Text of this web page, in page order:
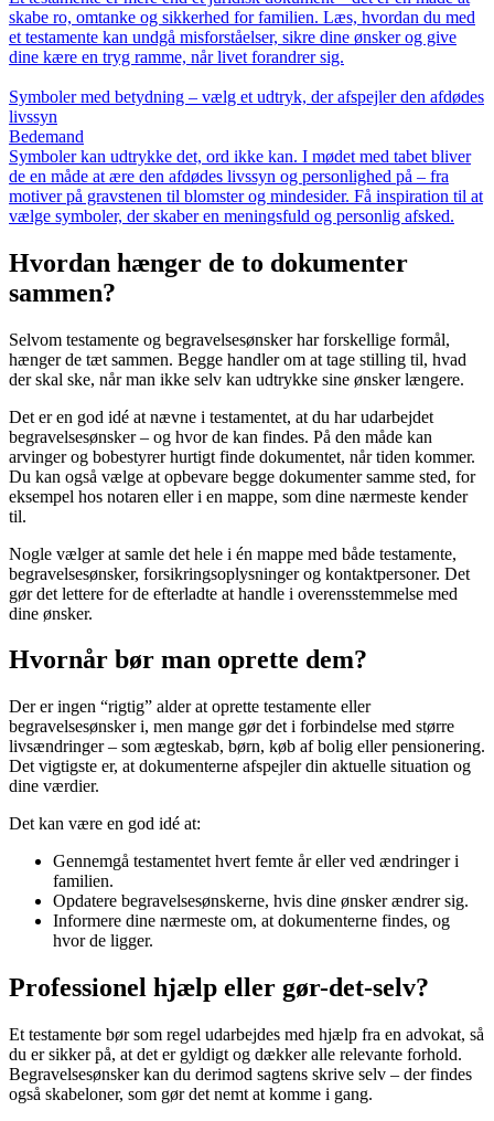
skabe ro, omtanke og sikkerhed for familien. Læs, hvordan du med
et testamente kan undgå misforståelser, sikre dine ønsker og give
dine kære en tryg ramme, når livet forandrer sig.
Symboler med betydning – vælg et udtryk, der afspejler den afdødes
livssyn
Bedemand
Symboler kan udtrykke det, ord ikke kan. I mødet med tabet bliver
de en måde at ære den afdødes livssyn og personlighed på – fra
motiver på gravstenen til blomster og mindesider. Få inspiration til at
vælge symboler, der skaber en meningsfuld og personlig afsked.
Hvordan hænger de to dokumenter
sammen?
Selvom testamente og begravelsesønsker har forskellige formål,
hænger de tæt sammen. Begge handler om at tage stilling til, hvad
der skal ske, når man ikke selv kan udtrykke sine ønsker længere.
Det er en god idé at nævne i testamentet, at du har udarbejdet
begravelsesønsker – og hvor de kan findes. På den måde kan
arvinger og bobestyrer hurtigt finde dokumentet, når tiden kommer.
Du kan også vælge at opbevare begge dokumenter samme sted, for
eksempel hos notaren eller i en mappe, som dine nærmeste kender
til.
Nogle vælger at samle det hele i én mappe med både testamente,
begravelsesønsker, forsikringsoplysninger og kontaktpersoner. Det
gør det lettere for de efterladte at handle i overensstemmelse med
dine ønsker.
Hvornår bør man oprette dem?
Der er ingen “rigtig” alder at oprette testamente eller
begravelsesønsker i, men mange gør det i forbindelse med større
livsændringer – som ægteskab, børn, køb af bolig eller pensionering.
Det vigtigste er, at dokumenterne afspejler din aktuelle situation og
dine værdier.
Det kan være en god idé at:
Gennemgå testamentet hvert femte år eller ved ændringer i
familien.
Opdatere begravelsesønskerne, hvis dine ønsker ændrer sig.
Informere dine nærmeste om, at dokumenterne findes, og
hvor de ligger.
Professionel hjælp eller gør-det-selv?
Et testamente bør som regel udarbejdes med hjælp fra en advokat, så
du er sikker på, at det er gyldigt og dækker alle relevante forhold.
Begravelsesønsker kan du derimod sagtens skrive selv – der findes
også skabeloner, som gør det nemt at komme i gang.